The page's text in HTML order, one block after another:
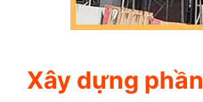
Xây dựng